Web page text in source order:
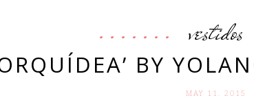
vestidos
BY
MAY 11. 2015